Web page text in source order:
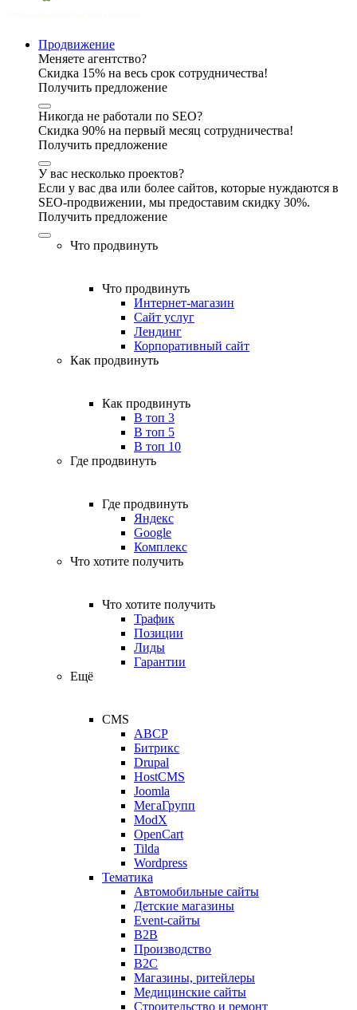
Продвижение
Меняете агентство?
Скидка 15% на весь срок сотрудничества!
Получить предложение
Никогда не работали по SEO?
Скидка 90% на первый месяц сотрудничества!
Получить предложение
У вас несколько проектов?
Если у вас два или более сайтов, которые нуждаются в
SEO-продвижении, мы предоставим скидку 30%.
Получить предложение
Что продвинуть
Что продвинуть
Интернет-магазин
Сайт услуг
Лендинг
Корпоративный сайт
Как продвинуть
Как продвинуть
В топ 3
В топ 5
В топ 10
Где продвинуть
Где продвинуть
Яндекс
Google
Комплекс
Что хотите получить
Что хотите получить
Трафик
Позиции
Лиды
Гарантии
Ещё
CMS
ABCP
Битрикс
Drupal
HostCMS
Joomla
МегаГрупп
ModX
OpenCart
Tilda
Wordpress
Тематика
Автомобильные сайты
Детские магазины
Event-сайты
B2B
Производство
B2C
Магазины, ритейлеры
Медицинские сайты
Строительство и ремонт